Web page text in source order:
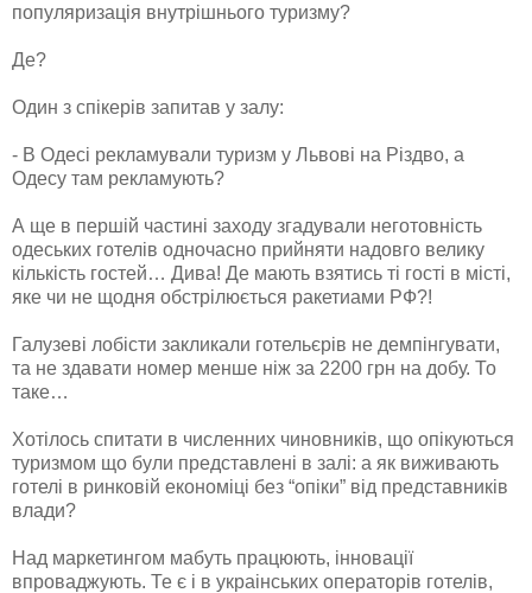
популяризація внутрішнього туризму?
Де?
Один з спікерів запитав у залу:
- В Одесі рекламували туризм у Львові на Різдво, а
Одесу там рекламують?
А ще в першій частині заходу згадували неготовність
одеських готелів одночасно прийняти надовго велику
кількість гостей… Дива! Де мають взятись ті гості в місті,
яке чи не щодня обстрілюється ракетиами РФ?!
Галузеві лобісти закликали готельєрів не демпінгувати,
та не здавати номер менше ніж за 2200 грн на добу. То
таке…
Хотілось спитати в численних чиновників, що опікуються
туризмом що були представлені в залі: а як виживають
готелі в ринковій економіці без “опіки” від представників
влади?
Над маркетингом мабуть працюють, інновації
впроваджують. Те є і в украінських операторів готелів,